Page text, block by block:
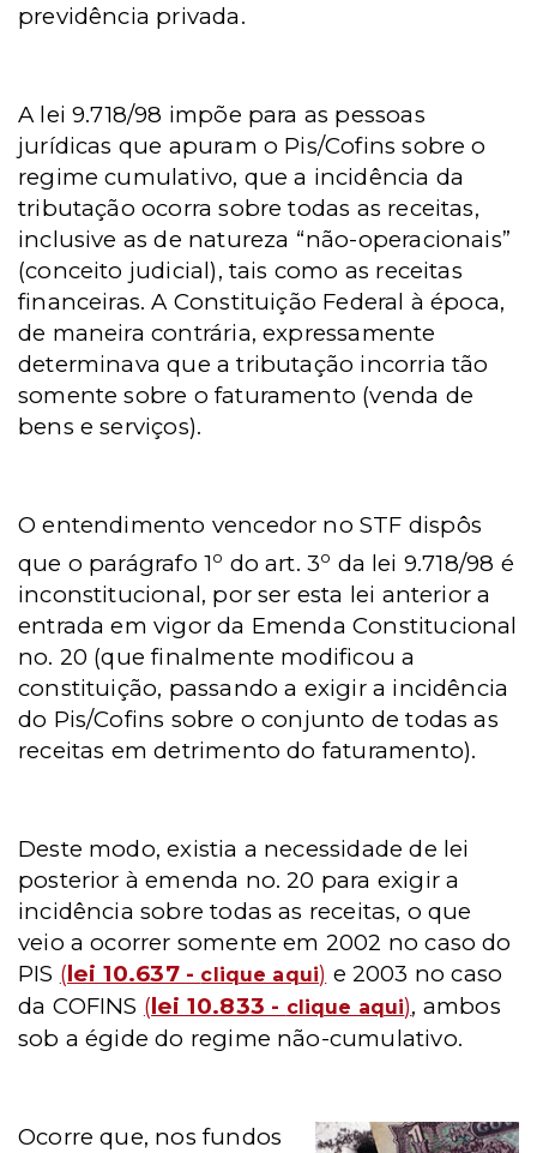
previdência privada.
A lei 9.718/98 impõe para as pessoas
jurídicas que apuram o Pis/Cofins sobre o
regime cumulativo, que a incidência da
tributação ocorra sobre todas as receitas,
inclusive as de natureza “não-operacionais”
(conceito judicial), tais como as receitas
financeiras. A Constituição Federal à época,
de maneira contrária, expressamente
determinava que a tributação incorria tão
somente sobre o faturamento (venda de
bens e serviços).
O entendimento vencedor no STF dispôs
que o parágrafo 1o do art. 3o da lei 9.718/98 é
inconstitucional, por ser esta lei anterior a
entrada em vigor da Emenda Constitucional
no. 20 (que finalmente modificou a
constituição, passando a exigir a incidência
do Pis/Cofins sobre o conjunto de todas as
receitas em detrimento do faturamento).
Deste modo, existia a necessidade de lei
posterior à emenda no. 20 para exigir a
incidência sobre todas as receitas, o que
veio a ocorrer somente em 2002 no caso do
PIS (lei 10.637 - clique aqui) e 2003 no caso
da COFINS (lei 10.833 - clique aqui), ambos
sob a égide do regime não-cumulativo.
Ocorre que, nos fundos